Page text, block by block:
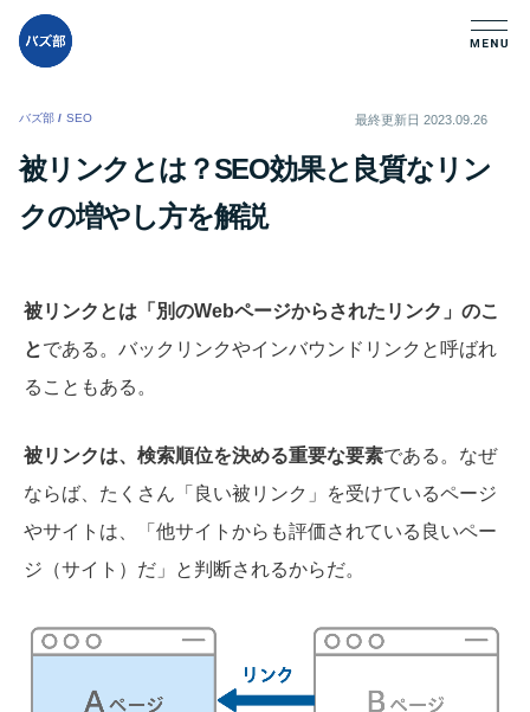
バズ部 / SEO 最終更新日 2023.09.26
被リンクとは？SEO効果と良質なリン
クの増やし方を解説
被リンクとは「別のWebページからされたリンク」のこ
とである。バックリンクやインバウンドリンクと呼ばれ
ることもある。
被リンクは、検索順位を決める重要な要素である。なぜ
ならば、たくさん「良い被リンク」を受けているページ
やサイトは、「他サイトからも評価されている良いペー
ジ（サイト）だ」と判断されるからだ。